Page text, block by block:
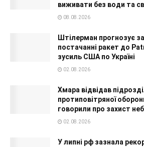
виживати без води та
08.08.2026
Штілерман прогнозує
постачанні ракет до
зусиль США по Україні
02.08.2026
Хмара відвідав
протиповітряної
говорили про захист
02.08.2026
У липні рф зазнала